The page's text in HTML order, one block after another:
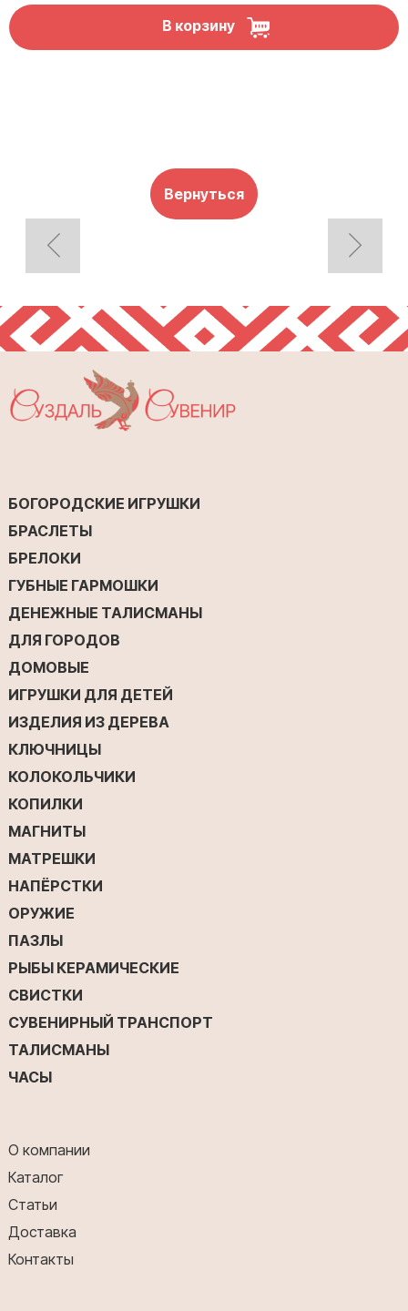
В корзину
Вернуться
БОГОРОДСКИЕ ИГРУШКИ
БРАСЛЕТЫ
БРЕЛОКИ
ГУБНЫЕ ГАРМОШКИ
ДЕНЕЖНЫЕ ТАЛИСМАНЫ
ДЛЯ ГОРОДОВ
ДОМОВЫЕ
ИГРУШКИ ДЛЯ ДЕТЕЙ
ИЗДЕЛИЯ ИЗ ДЕРЕВА
КЛЮЧНИЦЫ
КОЛОКОЛЬЧИКИ
КОПИЛКИ
МАГНИТЫ
МАТРЕШКИ
НАПЁРСТКИ
ОРУЖИЕ
ПАЗЛЫ
РЫБЫ КЕРАМИЧЕСКИЕ
СВИСТКИ
СУВЕНИРНЫЙ ТРАНСПОРТ
ТАЛИСМАНЫ
ЧАСЫ
О компании
Каталог
Статьи
Доставка
Контакты